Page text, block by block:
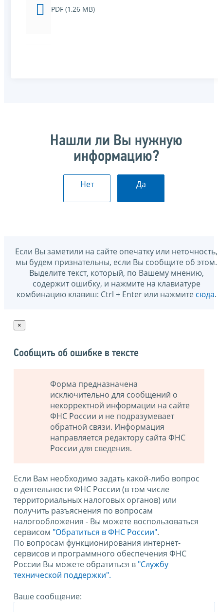
PDF (1,26 MB)
Нашли ли Вы нужную
информацию?
Нет Да
Если Вы заметили на сайте опечатку или неточность,
мы будем признательны, если Вы сообщите об этом.
Выделите текст, который, по Вашему мнению,
содержит ошибку, и нажмите на клавиатуре
комбинацию клавиш: Ctrl + Enter или нажмите сюда.
×
Сообщить об ошибке в тексте
Форма предназначена
исключительно для сообщений о
некорректной информации на сайте
ФНС России и не подразумевает
обратной связи. Информация
направляется редактору сайта ФНС
России для сведения.
Если Вам необходимо задать какой-либо вопрос
о деятельности ФНС России (в том числе
территориальных налоговых органов) или
получить разъяснения по вопросам
налогообложения - Вы можете воспользоваться
сервисом "Обратиться в ФНС России".
По вопросам функционирования интернет-
сервисов и программного обеспечения ФНС
России Вы можете обратиться в "Службу
технической поддержки".
Ваше сообщение: